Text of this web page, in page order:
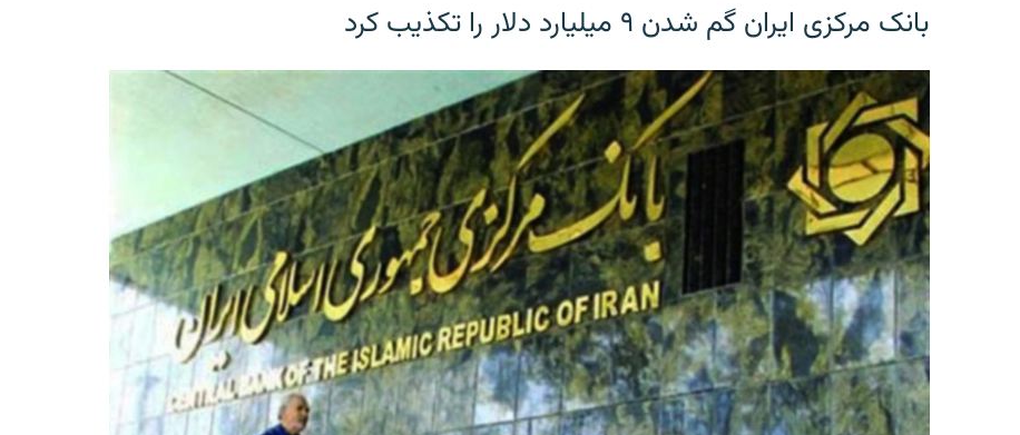
بانک مرکزی ایران گم شدن ۹ میلیارد دلار را تکذیب کرد